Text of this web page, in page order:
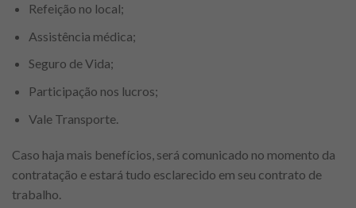
Refeição no local;
Assistência médica;
Seguro de Vida;
Participação nos lucros;
Vale Transporte.
Caso haja mais benefícios, será comunicado no momento da
contratação e estará tudo esclarecido em seu contrato de
trabalho.